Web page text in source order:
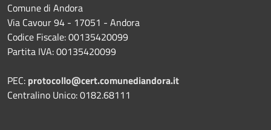
Comune di Andora
Via Cavour 94 - 17051 - Andora
Codice Fiscale: 00135420099
Partita IVA: 00135420099
PEC: protocollo@cert.comunediandora.it
Centralino Unico: 0182.68111